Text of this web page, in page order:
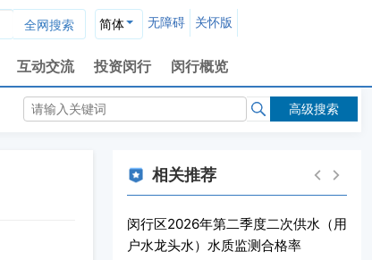
简体 无障碍 关怀版
互动交流 投资闵行 闵行概览
高级搜索
相关推荐
闵行区2026年第二季度二次供水（用
户水龙头水）水质监测合格率